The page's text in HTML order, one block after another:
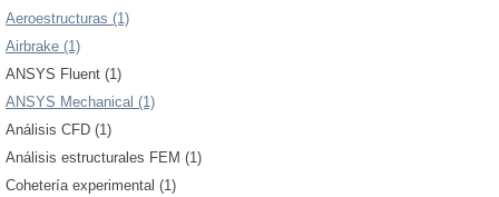
Aeroestructuras (1)
Airbrake (1)
ANSYS Fluent (1)
ANSYS Mechanical (1)
Análisis CFD (1)
Análisis estructurales FEM (1)
Cohetería experimental (1)